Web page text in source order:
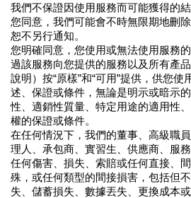
我們不保證因使用服務而可能獲得的
您同意，我們可能會不時無限期地刪
恕不另行通知。
您明確同意，您使用或無法使用服務
過該服務向您提供的服務以及所有產
說明）按“原樣”和“可用”提供，供您
述、保證或條件，無論是明示或暗示
性、適銷性質量、特定用途的適用性
權的保證或條件。
在任何情況下，我們的董事、高級職
理人、承包商、實習生、供應商、服
任何傷害、損失、索賠或任何直接、
殊，或任何類型的間接損害，包括但
失、儲蓄損失、數據丟失、更換成本